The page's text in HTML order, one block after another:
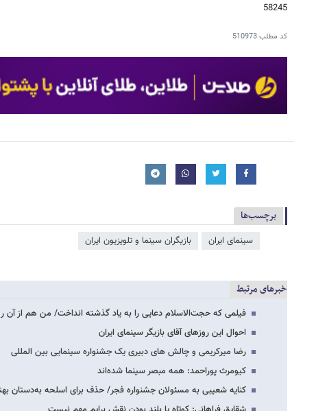
58245
کد مطلب510973
برچسب‌ها
سینمای ایران بازیگران سینما و تلویزیون ایران
خبرهای مرتبط
فیلمی که حجت‌الاسلام دعایی را به یاد گذشته انداخت/ من هم از آن
احوال این روزهای آقای بازیگر سینمای ایران
رضا میرکریمی و چالش های دبیری یک جشنواره سینمایی بین المللی
کیومرث پوراحمد: همه مبصر سینما شده‌اند
کنایه شعیبی به مسئولان جشنواره فجر/ حذف برای اسلحه به‌دستان